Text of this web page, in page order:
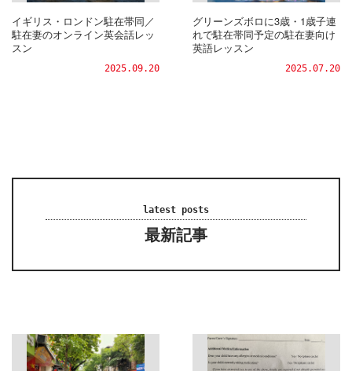
イギリス・ロンドン駐在帯同／
駐在妻のオンライン英会話レッ
スン
2025.09.20
グリーンズボロに3歳・1歳子連
れで駐在帯同予定の駐在妻向け
英語レッスン
2025.07.20
latest posts
最新記事